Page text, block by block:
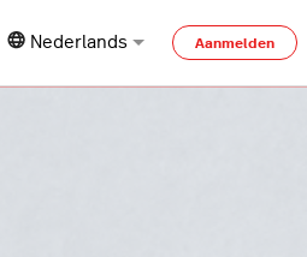
Nederlands Aanmelden